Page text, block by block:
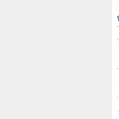
·
·
·
·
·